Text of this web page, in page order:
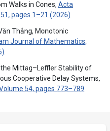
Walks in Cones, Acta
pages 1–21 (2026)
Thắng, Monotonic
Journal of Mathematics,
the Mittag–Leffler Stability of
Cooperative Delay Systems,
54, pages 773–789